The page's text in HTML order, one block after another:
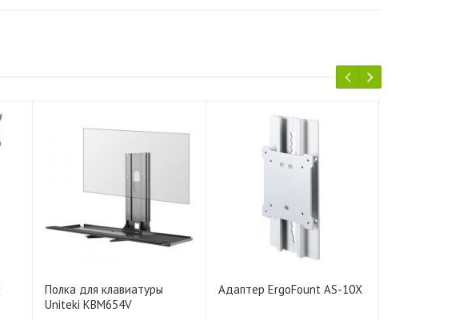
Полка для клавиатуры
Uniteki KBM654V
Адаптер ErgoFount AS-10X